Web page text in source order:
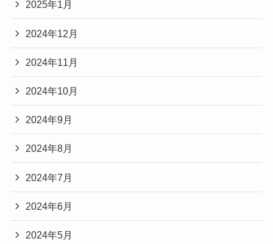
2025年1月
2024年12月
2024年11月
2024年10月
2024年9月
2024年8月
2024年7月
2024年6月
2024年5月